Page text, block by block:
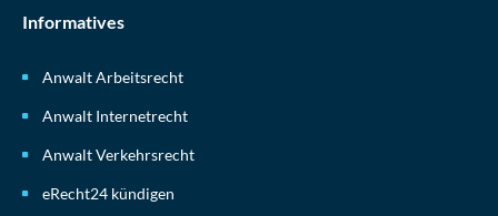
Informatives
Anwalt Arbeitsrecht
Anwalt Internetrecht
Anwalt Verkehrsrecht
eRecht24 kündigen